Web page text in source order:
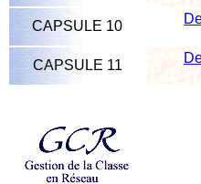
CAPSULE 10
CAPSULE 11